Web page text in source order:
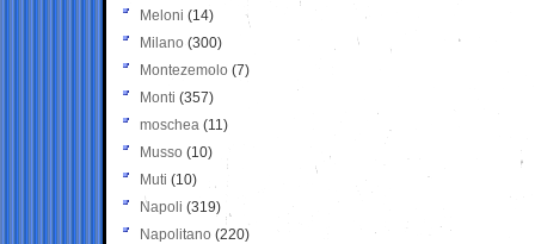
Meloni (14)
Milano (300)
Montezemolo (7)
Monti (357)
moschea (11)
Musso (10)
Muti (10)
Napoli (319)
Napolitano (220)